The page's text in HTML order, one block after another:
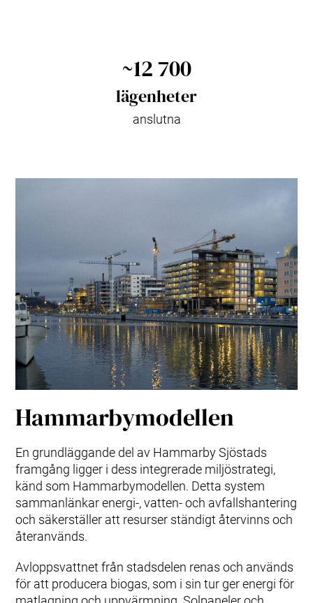
~12 700
lägenheter
anslutna
Hammarbymodellen
En grundläggande del av Hammarby Sjöstads
framgång ligger i dess integrerade miljöstrategi,
känd som Hammarbymodellen. Detta system
sammanlänkar energi-, vatten- och avfallshantering
och säkerställer att resurser ständigt återvinns och
återanvänds.
Avloppsvattnet från stadsdelen renas och används
för att producera biogas, som i sin tur ger energi för